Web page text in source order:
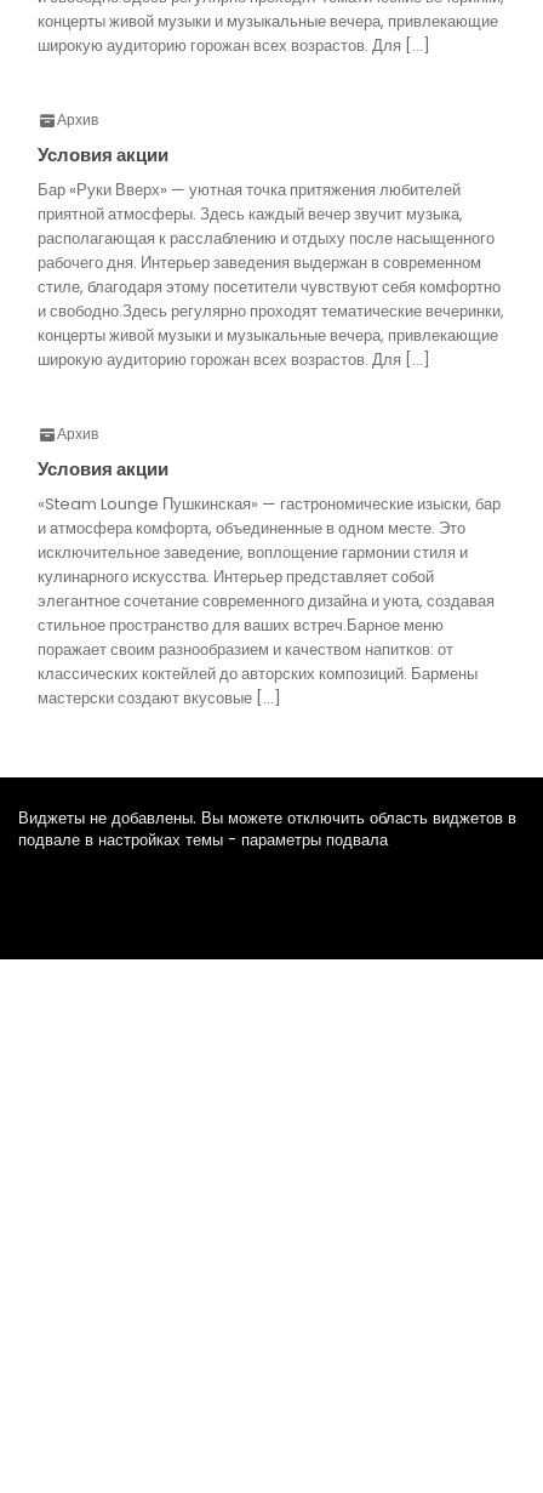
концерты живой музыки и музыкальные вечера, привлекающие
широкую аудиторию горожан всех возрастов. Для […]
Архив
Условия акции
Бар «Руки Вверх» — уютная точка притяжения любителей
приятной атмосферы. Здесь каждый вечер звучит музыка,
располагающая к расслаблению и отдыху после насыщенного
рабочего дня. Интерьер заведения выдержан в современном
стиле, благодаря этому посетители чувствуют себя комфортно
и свободно.Здесь регулярно проходят тематические вечеринки,
концерты живой музыки и музыкальные вечера, привлекающие
широкую аудиторию горожан всех возрастов. Для […]
Архив
Условия акции
«Steam Lounge Пушкинская» — гастрономические изыски, бар
и атмосфера комфорта, объединенные в одном месте. Это
исключительное заведение, воплощение гармонии стиля и
кулинарного искусства. Интерьер представляет собой
элегантное сочетание современного дизайна и уюта, создавая
стильное пространство для ваших встреч.Барное меню
поражает своим разнообразием и качеством напитков: от
классических коктейлей до авторских композиций. Бармены
мастерски создают вкусовые […]
Виджеты не добавлены. Вы можете отключить область виджетов в
подвале в настройках темы - параметры подвала